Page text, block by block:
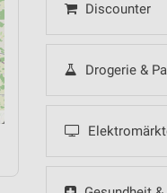
Discounter
Drogerie &